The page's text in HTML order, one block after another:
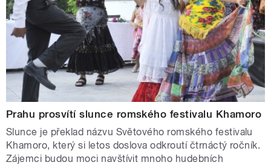
Prahu prosvítí slunce romského festivalu Khamoro
Slunce je překlad názvu Světového romského festivalu
Khamoro, který si letos doslova odkroutí čtrnáctý ročník.
Zájemci budou moci navštívit mnoho hudebních